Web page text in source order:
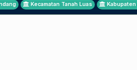
Kecamatan Tanah Luas